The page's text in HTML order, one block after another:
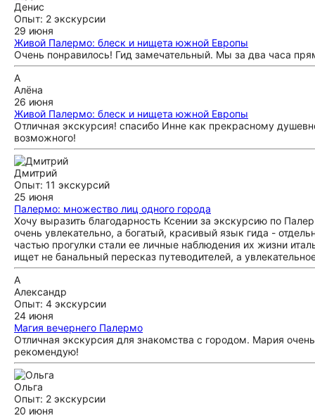
Денис
Опыт: 2 экскурсии
29 июня
Живой Палермо: блеск и нищета южной Европы
Очень понравилось! Гид замечательный. Мы за два часа
А
Алёна
26 июня
Живой Палермо: блеск и нищета южной Европы
Отличная экскурсия! спасибо Инне как прекрасному
возможного!
Дмитрий
Опыт: 11 экскурсий
25 июня
Палермо: множество лиц одного города
Хочу выразить благодарность Ксении за экскурсию по
очень увлекательно, а богатый, красивый язык гида -
частью прогулки стали ее личные наблюдения их жизни
ищет не банальный пересказ путеводителей, а
А
Александр
Опыт: 4 экскурсии
24 июня
Магия вечернего Палермо
Отличная экскурсия для знакомства с городом. Мария
рекомендую!
Ольга
Опыт: 2 экскурсии
20 июня